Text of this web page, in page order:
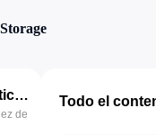
[nunadrama] Romantic Boyfriend Episode 11.480p.mp4
de
Todo el